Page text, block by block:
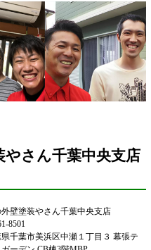
さん千葉中央支店
壁塗装やさん千葉中央支店
8501
千葉市美浜区中瀬１丁目３ 幕張テ